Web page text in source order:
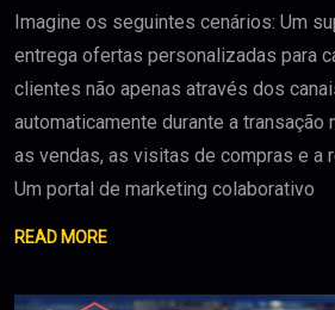
Imagine os seguintes cenários: Um
entrega ofertas personalizadas para
clientes não apenas através dos
automaticamente durante a transação
as vendas, as visitas de compras e a
Um portal de marketing colaborativo
READ MORE